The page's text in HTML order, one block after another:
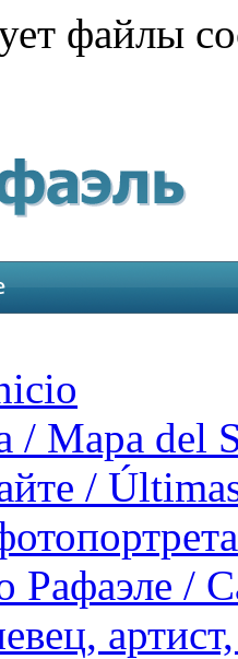
файлы
/ Mapa del
/
Рафаэле /